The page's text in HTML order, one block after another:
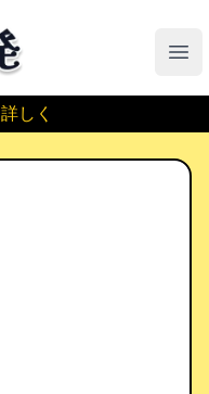
メ
しく